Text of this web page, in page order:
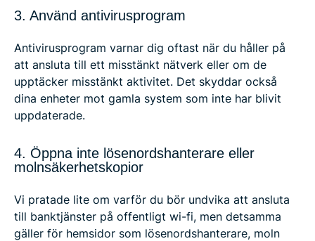
3. Använd antivirusprogram
Antivirusprogram varnar dig oftast när du håller på
att ansluta till ett misstänkt nätverk eller om de
upptäcker misstänkt aktivitet. Det skyddar också
dina enheter mot gamla system som inte har blivit
uppdaterade.
4. Öppna inte lösenordshanterare eller
molnsäkerhetskopior
Vi pratade lite om varför du bör undvika att ansluta
till banktjänster på offentligt wi-fi, men detsamma
gäller för hemsidor som lösenordshanterare, moln